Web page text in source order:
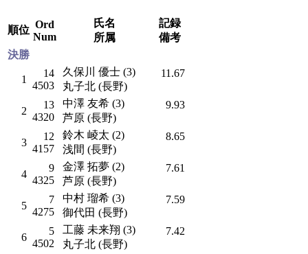
順位 Ord
Num
氏名
所属
記録
備考
決勝
1
14
4503
久保川 優士 (3)
丸子北 (長野)
11.67
2
13
4320
中澤 友希 (3)
芦原 (長野)
9.93
3
12
4157
鈴木 崚太 (2)
浅間 (長野)
8.65
4
9
4325
金澤 拓夢 (2)
芦原 (長野)
7.61
5
7
4275
中村 瑠希 (3)
御代田 (長野)
7.59
6
5
4502
工藤 未来翔 (3)
丸子北 (長野)
7.42